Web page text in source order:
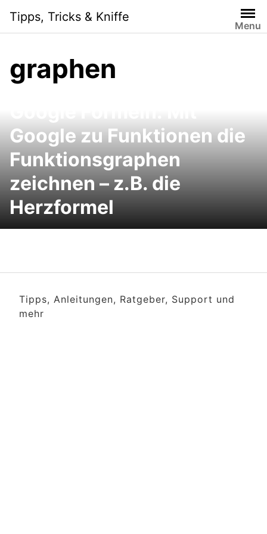
content
Tipps, Tricks & Kniffe
Menu
graphen
Google zu Funktionen die
Funktionsgraphen
zeichnen – z.B. die
Herzformel
Tipps, Anleitungen, Ratgeber, Support und
mehr